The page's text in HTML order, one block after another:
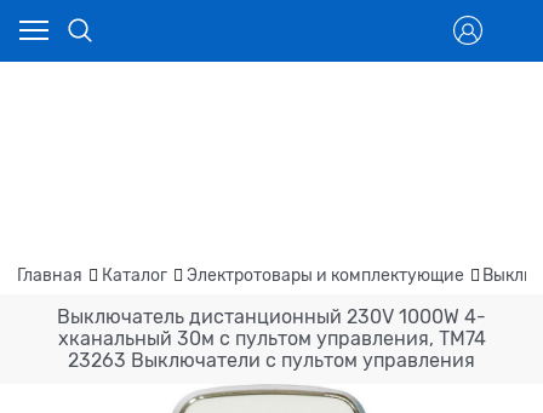
Главная Каталог Электротовары и комплектующие
Выключатель дистанционный 230V 1000W 4-
хканальный 30м с пультом управления, TM74
23263 Выключатели с пультом управления